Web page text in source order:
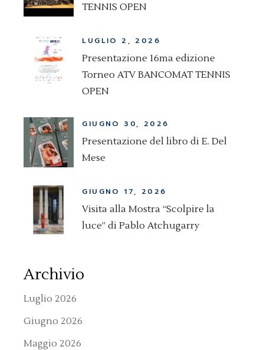
TENNIS OPEN
LUGLIO 2, 2026
Presentazione 16ma edizione
Torneo ATV BANCOMAT TENNIS
OPEN
GIUGNO 30, 2026
Presentazione del libro di E. Del
Mese
GIUGNO 17, 2026
Visita alla Mostra “Scolpire la
luce” di Pablo Atchugarry
Archivio
Luglio 2026
Giugno 2026
Maggio 2026